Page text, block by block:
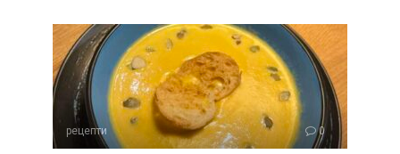
рецепти 0